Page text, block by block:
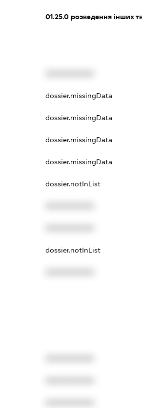
01.25.0розведення інших
dossier.missingData
dossier.missingData
dossier.missingData
dossier.missingData
dossier.notInList
dossier.notInList